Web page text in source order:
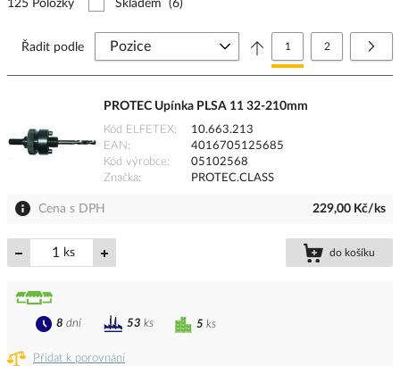
125 Položky Skladem (6)
Stránka
Právě si prohlížíte
1 Stránka
2
Řadit podle
PROTEC Upínka PLSA 11 32-210mm
Kód ELFETEX
10.663.213
EAN
4016705125685
Kód výrobce
05102568
Značka
PROTEC.CLASS
Cena s DPH 229,00 Kč/ks
ks do košíku
Přidat k porovnání
5 ks
8 dní 53 ks